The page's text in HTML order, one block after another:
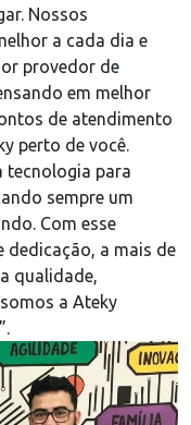
Nossos
a cada dia e
provedor de
em melhor
de atendimento
perto de você.
tecnologia para
sempre um
Com esse
dedicação, a mais de
qualidade,
a Ateky